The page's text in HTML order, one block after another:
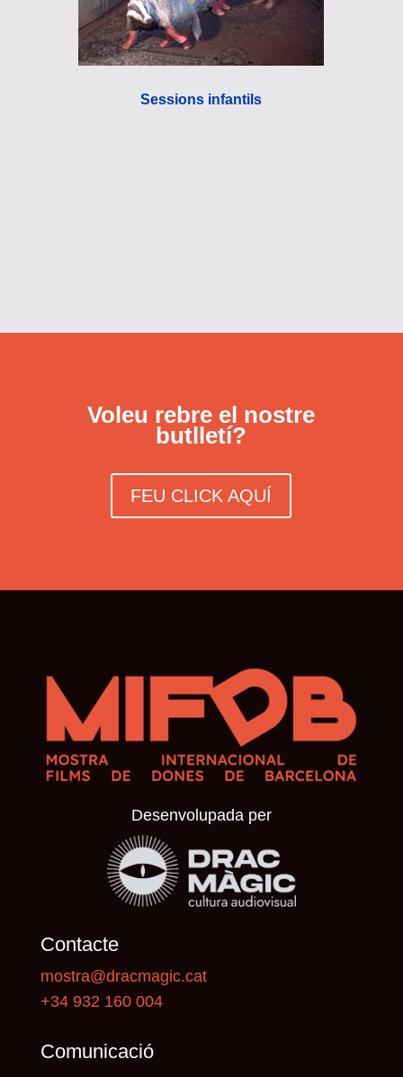
Sessions infantils
Voleu rebre el nostre
butlletí?
FEU CLICK AQUÍ
Desenvolupada per
Contacte
mostra@dracmagic.cat
+34 932 160 004
Comunicació